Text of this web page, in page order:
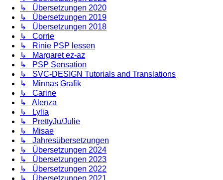
↳ Übersetzungen 2020
↳ Übersetzungen 2019
↳ Übersetzungen 2018
↳ Corrie
↳ Rinie PSP lessen
↳ Margaret ez-az
↳ PSP Sensation
↳ SVC-DESIGN Tutorials and Translations
↳ Minnas Grafik
↳ Carine
↳ Alenza
↳ Lylia
↳ PrettyJu/Julie
↳ Misae
↳ Jahresübersetzungen
↳ Übersetzungen 2024
↳ Übersetzungen 2023
↳ Übersetzungen 2022
↳ Übersetzungen 2021